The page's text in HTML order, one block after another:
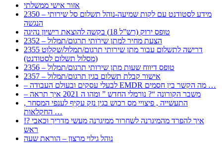
אזור אישי ממשלתי
2350 – מידע לסטודנט עם לקות שמיעה-נוהל תשלום סל שירותי
הנגשה
טופס ירוק (רש”ל 18) בקשה להוצאת רישיון נהיגה
2352 – הצעת מחיר למתן שירותי תרגום/תמלול
2355 דרישה לתשלום עבור מתן שירותי תרגום/תמלול/שקלוט
(מסלול תשלום לסטודנט)
2356 – טופס דיווח שעות מתן שירותי תרגום/תמלול
2357 – אישור קבלת תשלום בגין תרגום/תמלול
– לבעלי עסקים ובעולם העבודה EMDR מה הקשר בין חסמים …
– משבר הקורונה “? נורמלי החדש ” ומהו ה 2021 איך תראה
, התעשייה , פיצויי מס רכוש בגין נזק עקיף לענפי המסחר
החקלאות …
!? איך להפרד מהמיגרנה לשחרור ממיגרנה מעשי מדריך וכאבי
ראש
נוהל גילוי מרצון – הוראת שעה